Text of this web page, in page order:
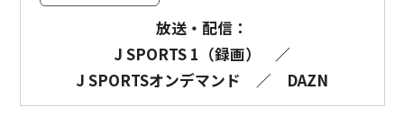
放送・配信：
J SPORTS 1（録画）
／
J SPORTSオンデマンド
／ DAZN